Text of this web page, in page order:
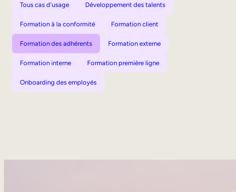
Tous cas d'usage Développement des talents
Formation à la conformité Formation client
Formation des adhérents Formation externe
Formation interne Formation première ligne
Onboarding des employés